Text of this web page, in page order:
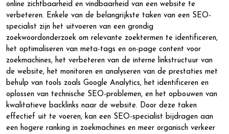
online zichtbaarheid en vindbaarheid van een website te
verbeteren. Enkele van de belangrijkste taken van een SEO-
specialist zijn het uitvoeren van een grondig
zoekwoordonderzoek om relevante zoektermen te identificeren,
het optimaliseren van meta-tags en on-page content voor
zoekmachines, het verbeteren van de interne linkstructuur van
de website, het monitoren en analyseren van de prestaties met
behulp van tools zoals Google Analytics, het identificeren en
oplossen van technische SEO-problemen, en het opbouwen van
kwalitatieve backlinks naar de website. Door deze taken
effectief uit te voeren, kan een SEO-specialist bijdragen aan
een hogere ranking in zoekmachines en meer organisch verkeer